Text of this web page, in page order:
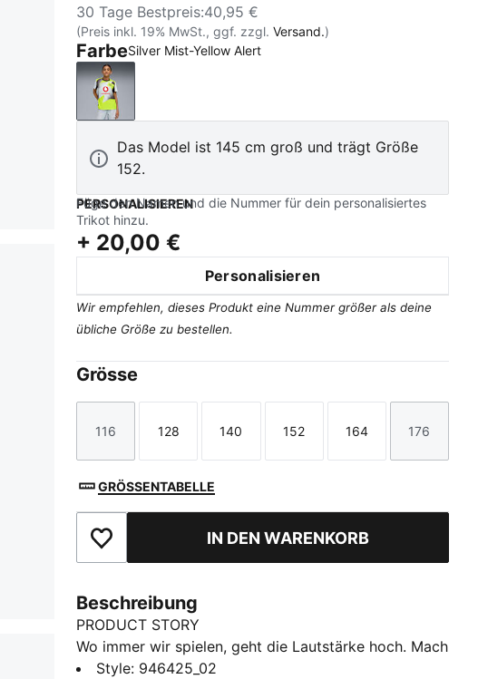
30 Tage Bestpreis:40,95 €
(Preis inkl. 19% MwSt., ggf. zzgl.Versand.)
FarbeSilver Mist-Yellow Alert
Silver Mist-Yellow Alert
Das Model ist 145 cm groß und trägt Größe
152.
PERSONALISIEREN
Füge den Namen und die Nummer für dein personalisiertes
Trikot hinzu.
+ 20,00 €
Personalisieren
Wir empfehlen, dieses Produkt eine Nummer größer als deine
übliche Größe zu bestellen.
Grösse
Größe
116
Größe
128
Größe
140
Größe
152
Größe
164
Größe
176
GRÖSSENTABELLE
Zu Favoriten hinzufügenIN DEN WARENKORB
Beschreibung
PRODUCT STORY
Wo immer wir spielen, geht die Lautstärke hoch. Mach
ordentlich Lärm mit dem 25/26 BVB Auswärtstrikot.
Style: 946425_02